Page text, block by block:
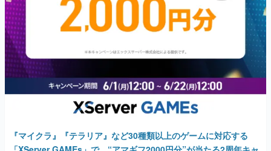
ゲームが変えた日本語
「経験値」「裏技」「ラスボス」… ゲームにまつわる言葉
の起源や用法の変遷を、コンピューター文化史研究家・タ
カテゴリ
特集記事
女性向け
『マイクラ』『テラリア』など30種類以上のゲームに対応する